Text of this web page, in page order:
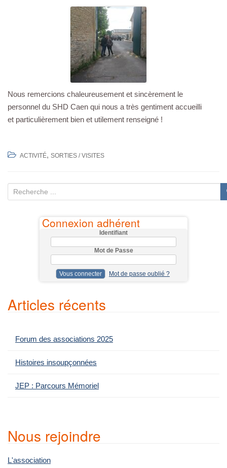
Nous remercions chaleureusement et sincèrement le
personnel du SHD Caen qui nous a très gentiment accueilli
et particulièrement bien et utilement renseigné !
ACTIVITÉ, SORTIES / VISITES
e
p
Connexion adhérent
Identifiant
Mot de Passe
Mot de passe oublié ?
Articles récents
Forum des associations 2025
Histoires insoupçonnées
JEP : Parcours Mémoriel
Nous rejoindre
L'association